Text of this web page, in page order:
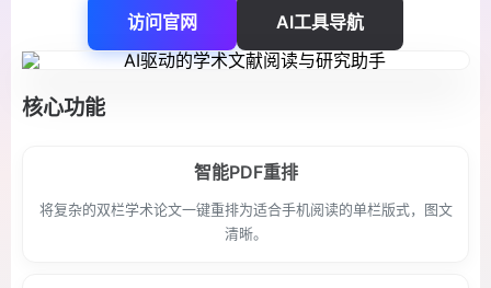
访问官网 AI工具导航
核心功能
智能PDF重排
将复杂的双栏学术论文一键重排为适合手机阅读的单栏版式，图文
清晰。